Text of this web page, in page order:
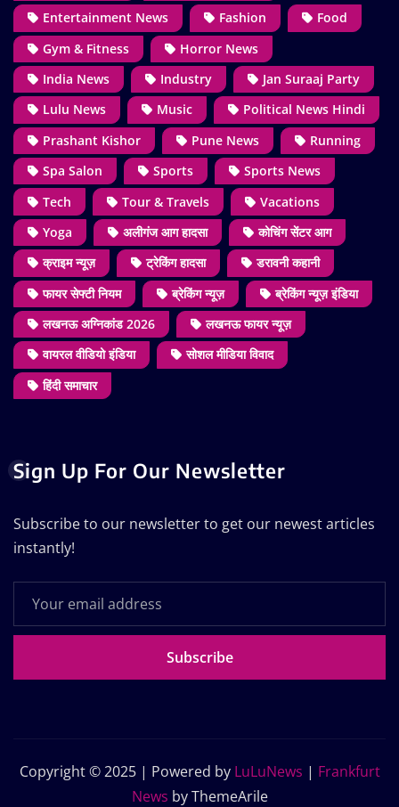
Entertainment News
Fashion
Food
Gym & Fitness
Horror News
India News
Industry
Jan Suraaj Party
Lulu News
Music
Political News Hindi
Prashant Kishor
Pune News
Running
Spa Salon
Sports
Sports News
Tech
Tour & Travels
Vacations
Yoga
अलीगंज आग हादसा
कोचिंग सेंटर आग
क्राइम न्यूज़
ट्रेकिंग हादसा
डरावनी कहानी
फायर सेफ्टी नियम
ब्रेकिंग न्यूज़
ब्रेकिंग न्यूज़ इंडिया
लखनऊ अग्निकांड 2026
लखनऊ फायर न्यूज़
वायरल वीडियो इंडिया
सोशल मीडिया विवाद
हिंदी समाचार
Sign Up For Our Newsletter
Subscribe to our newsletter to get our newest articles
instantly!
Subscribe
Copyright © 2025 | Powered by LuLuNews | Frankfurt
News by ThemeArile